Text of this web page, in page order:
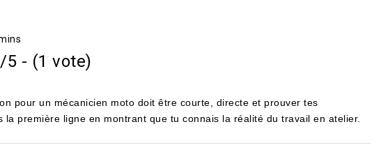
5 - (1 vote)
pour un mécanicien moto doit être courte, directe et prouver tes
la première ligne en montrant que tu connais la réalité du travail en atelier.